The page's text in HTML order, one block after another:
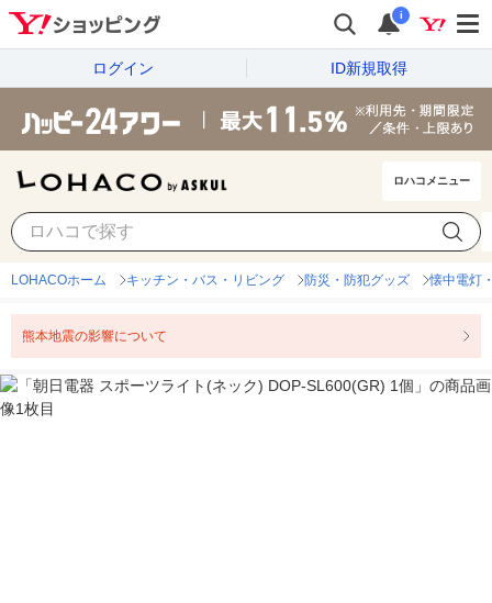
i
ログイン ID新規取得
ロハコメニュー
LOHACOホーム キッチン・バス・リビング 防災・防犯グッズ 懐中電灯
熊本地震の影響について